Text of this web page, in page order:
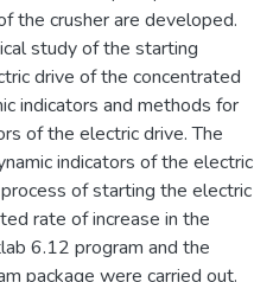
the crusher are developed.
study of the starting
drive of the concentrated
indicators and methods for
of the electric drive. The
indicators of the electric
of starting the electric
rate of increase in the
6.12 program and the
package were carried out.